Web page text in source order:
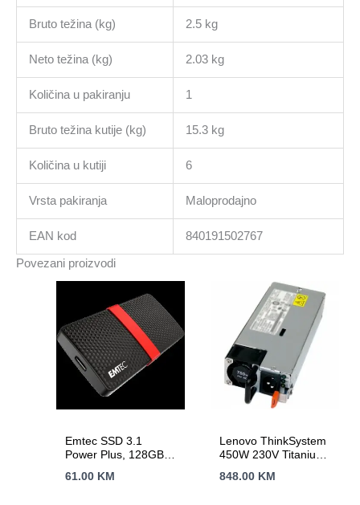
Bruto težina (kg) 2.5 kg
Neto težina (kg) 2.03 kg
Količina u pakiranju 1
Bruto težina kutije (kg) 15.3 kg
Količina u kutiji 6
Vrsta pakiranja Maloprodajno
EAN kod 840191502767
Povezani proizvodi
Emtec SSD 3.1
Power Plus, 128GB
61.00 KM
Lenovo ThinkSystem
450W 230V Titanium
Supply SR250 v2
848.00 KM